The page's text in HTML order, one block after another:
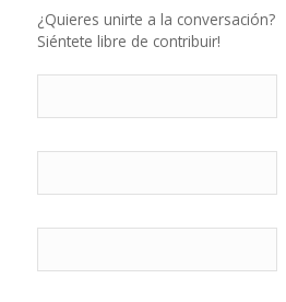
¿Quieres unirte a la conversación?
Siéntete libre de contribuir!